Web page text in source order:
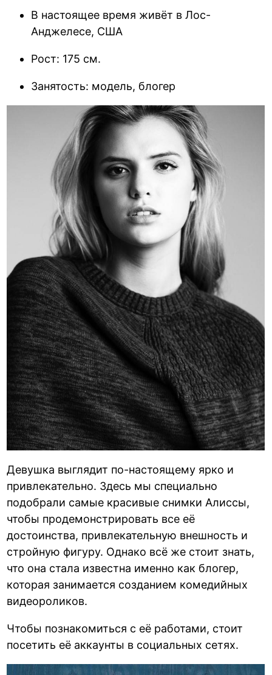
В настоящее время живёт в Лос-
Анджелесе, США
Рост: 175 см.
Занятость: модель, блогер
Девушка выглядит по-настоящему ярко и
привлекательно. Здесь мы специально
подобрали самые красивые снимки Алиссы,
чтобы продемонстрировать все её
достоинства, привлекательную внешность и
стройную фигуру. Однако всё же стоит знать,
что она стала известна именно как блогер,
которая занимается созданием комедийных
видеороликов.
Чтобы познакомиться с её работами, стоит
посетить её аккаунты в социальных сетях.